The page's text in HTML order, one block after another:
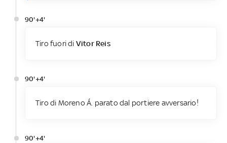
90'+4'
Tiro fuori di Vitor Reis
90'+4'
Tiro di Moreno Á. parato dal portiere avversario!
90'+4'